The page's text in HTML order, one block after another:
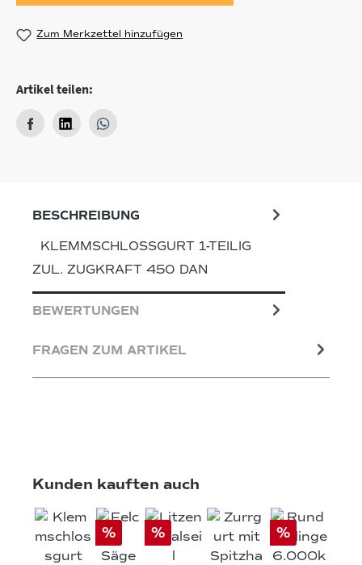
Zum Merkzettel hinzufügen
Artikel teilen:
BESCHREIBUNG
KLEMMSCHLOSSGURT 1-TEILIG
ZUL. ZUGKRAFT 450 DAN
BEWERTUNGEN
FRAGEN ZUM ARTIKEL
Produktgalerie überspringen
Kunden kauften auch
% % %